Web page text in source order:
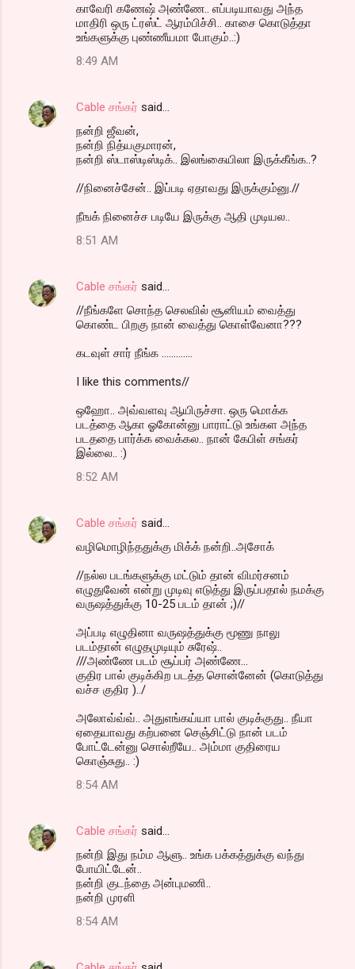
காவேரி கணேஷ் அண்ணே.. எப்படியாவது அந்த
மாதிரி ஒரு ட்ரஸ்ட் ஆரம்பிச்சி.. காசை கொடுத்தா
உங்களுக்கு புண்ணீயமா போகும்..:)
8:49 AM
Cable சங்கர் said…
நன்றி ஜீவன்,
நன்றி நித்யகுமாரன்,
நன்றி ஸ்டாஸ்டிஸ்டிக்.. இலங்கையிலா இருக்கீங்க..?
//நினைச்சேன்.. இப்படி ஏதாவது இருக்கும்னு.//
நீஙக் நினைச்ச படியே இருக்கு ஆதி முடியல..
8:51 AM
Cable சங்கர் said…
//நீங்களே சொந்த செலவில் சூனியம் வைத்து
கொண்ட பிறகு நான் வைத்து கொள்வேனா???
கடவுள் சார் நீங்க .............
I like this comments//
ஒஹோ.. அவ்வளவு ஆயிருச்சா. ஒரு மொக்க
படத்தை ஆகா ஓகோன்னு பாராட்டு உங்கள அந்த
படததை பார்க்க வைக்கல.. நான் கேபிள் சங்கர்
இல்லை.. :)
8:52 AM
Cable சங்கர் said…
வழிமொழிந்ததுக்கு மிக்க் நன்றி..அசோக்
//நல்ல படங்களுக்கு மட்டும் தான் விமர்சனம்
எழுதுவேன் என்று முடிவு எடுத்து இருப்பதால் நமக்கு
வருஷத்துக்கு 10-25 படம் தான் ;)//
அப்படி எழுதினா வருஷத்துக்கு மூணு நாலு
படம்தான் எழுதமுடியும் சுரேஷ்..
///அண்ணே படம் சூப்பர் அண்ணே...
குதிர பால் குடிக்கிற படத்த சொன்னேன் (கொடுத்து
வச்ச குதிர )../
அலோவ்வ்வ்.. அதுஎங்கய்யா பால் குடிக்குது.. நீயா
ஏதையாவது கற்பனை செஞ்சிட்டு நான் படம்
போட்டேன்னு சொல்றீயே.. அம்மா குதிரைய
கொஞ்சுது.. :)
8:54 AM
Cable சங்கர் said…
நன்றி இது நம்ம ஆளு.. உங்க பக்கத்துக்கு வந்து
போயிட்டேன்..
நன்றி குடந்தை அன்புமணி..
நன்றி முரளி
8:54 AM